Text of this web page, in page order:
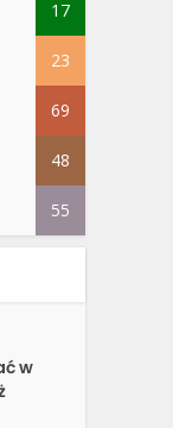
17
23
69
48
55
w